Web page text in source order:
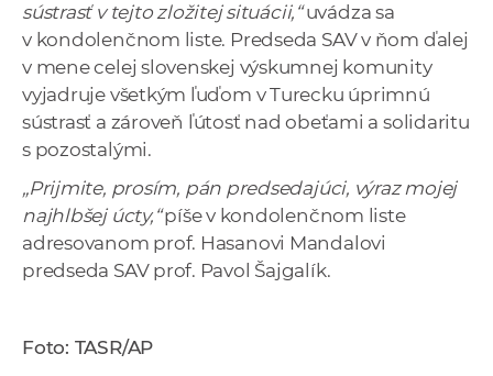
n
í
k
o
S
sústrasť v tejto zložitej situácii,“uvádza sa
v kondolenčnom liste. Predseda SAV v ňom ďalej
v mene celej slovenskej výskumnej komunity
vyjadruje všetkým ľuďom v Turecku úprimnú
sústrasť a zároveň ľútosť nad obeťami a solidaritu
s pozostalými.
„Prijmite, prosím, pán predsedajúci, výraz mojej
najhlbšej úcty,“píše v kondolenčnom liste
adresovanom prof. Hasanovi Mandalovi
predseda SAV prof. Pavol Šajgalík.
Foto: TASR/AP